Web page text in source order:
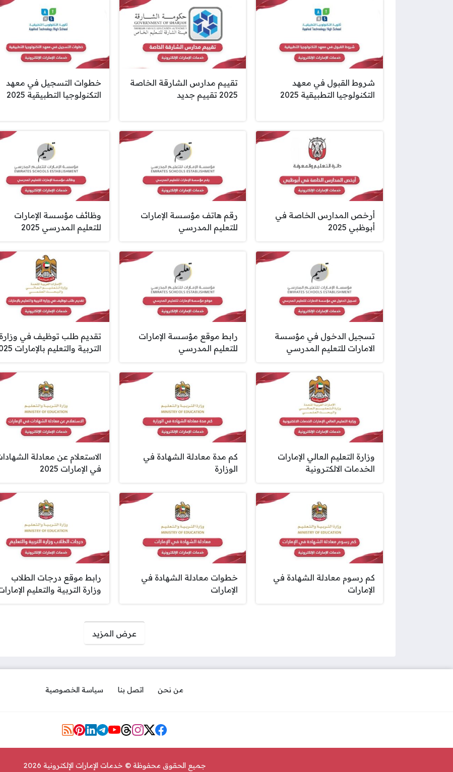
شروط القبول في معهد
التكنولوجيا التطبيقية 2025
تقييم مدارس الشارقة الخاصة
2025 تقييم جديد
خطوات التسجيل في معهد
التكنولوجيا التطبيقية 2025
أرخص المدارس الخاصة في
أبوظبي 2025
رقم هاتف مؤسسة الإمارات
للتعليم المدرسي
وظائف مؤسسة الإمارات
للتعليم المدرسي 2025
تسجيل الدخول في مؤسسة
الامارات للتعليم المدرسي
رابط موقع مؤسسة الإمارات
للتعليم المدرسي
تقديم طلب توظيف في وزارة
التربية والتعليم بالإمارات 2025
وزارة التعليم العالي الإمارات
الخدمات الالكترونية
كم مدة معادلة الشهادة في
الوزارة
الاستعلام عن معادلة
في الإمارات 2025
كم رسوم معادلة الشهادة في
الإمارات
خطوات معادلة الشهادة في
الإمارات
رابط موقع درجات الطلاب
وزارة التربية والتعليم
عرض المزيد
من نحن اتصل بنا سياسة الخصوصية
مواقع التواصل
جميع الحقوق محفوظة © خدمات الإمارات الإلكترونية 2026